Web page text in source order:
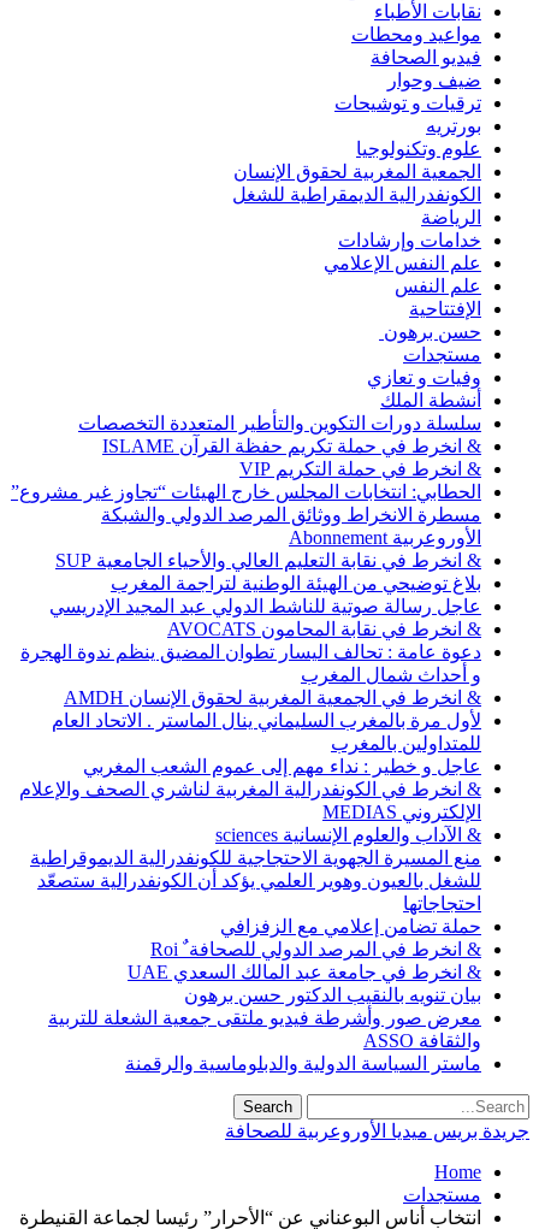
نقابات الأطباء
مواعيد ومحطات
فيديو الصحافة
ضيف وحوار
ترقيات و توشيحات
بورتريه
علوم وتكنولوجيا
الجمعية المغربية لحقوق الإنسان
الكونفدرالية الديمقراطية للشغل
الرياضة
خدامات وإرشادات
علم النفس الإعلامي
علم النفس
الإفتتاحية
حسن برهون
مستجدات
وفيات و تعازي
أنشطة الملك
سلسلة دورات التكوين والتأطير المتعددة التخصصات
& انخرط في حملة تكريم حفظة القرآن ISLAME
& انخرط في حملة التكريم VIP
الحطابي: انتخابات المجلس خارج الهيئات “تجاوز غير مشروع”
مسطرة الانخراط ووثائق المرصد الدولي والشبكة
الأوروعربية Abonnement
& انخرط في نقابة التعليم العالي والأحياء الجامعية SUP
بلاغ توضيحي من الهيئة الوطنية لتراجمة المغرب
عاجل رسالة صوتية للناشط الدولي عبد المجيد الإدريسي
& انخرط في نقابة المحامون AVOCATS
دعوة عامة : تحالف اليسار تطوان المضيق ينظم ندوة الهجرة
و أحداث شمال المغرب
& انخرط في الجمعية المغربية لحقوق الإنسان AMDH
لأول مرة بالمغرب السليماني ينال الماستر . الاتحاد العام
للمتداولين بالمغرب
عاجل و خطير : نداء مهم إلى عموم الشعب المغربي
& انخرط في الكونفدرالية المغربية لناشري الصحف والإعلام
الإلكتروني MEDIAS
& الآداب والعلوم الإنسانية sciences
منع المسيرة الجهوية الاحتجاجية للكونفدرالية الديموقراطية
للشغل بالعيون وهوير العلمي يؤكد أن الكونفدرالية ستصعّد
احتجاجاتها
حملة تضامن إعلامي مع الزفزافي
& انخرط في المرصد الدولي للصحافة ٌ Roi
& انخرط في جامعة عبد المالك السعدي UAE
بيان تنويه بالنقيب الدكتور حسن برهون
معرض صور وأشرطة فيديو ملتقى جمعية الشعلة للتربية
والثقافة ASSO
ماستر السياسة الدولية والدبلوماسية والرقمنة
جريدة بريس ميديا الأوروعربية للصحافة
Home
مستجدات
انتخاب أناس البوعناني عن “الأحرار” رئيسا لجماعة القنيطرة